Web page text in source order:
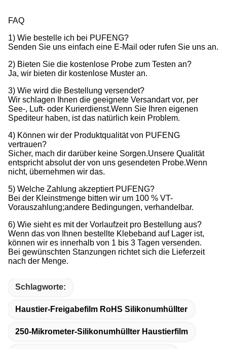
FAQ
1) Wie bestelle ich bei PUFENG?
Senden Sie uns einfach eine E-Mail oder rufen Sie uns an.
2) Bieten Sie die kostenlose Probe zum Testen an?
Ja, wir bieten dir kostenlose Muster an.
3) Wie wird die Bestellung versendet?
Wir schlagen Ihnen die geeignete Versandart vor, per
See-, Luft- oder Kurierdienst.Wenn Sie Ihren eigenen
Spediteur haben, ist das natürlich kein Problem.
4) Können wir der Produktqualität von PUFENG
vertrauen?
Sicher, mach dir darüber keine Sorgen.Unsere Qualität
entspricht absolut der von uns gesendeten Probe.Wenn
nicht, übernehmen wir das.
5) Welche Zahlung akzeptiert PUFENG?
Bei der Kleinstmenge bitten wir um 100 % VT-
Vorauszahlung;andere Bedingungen, verhandelbar.
6) Wie sieht es mit der Vorlaufzeit pro Bestellung aus?
Wenn das von Ihnen bestellte Klebeband auf Lager ist,
können wir es innerhalb von 1 bis 3 Tagen versenden.
Bei gewünschten Stanzungen richtet sich die Lieferzeit
nach der Menge.
Schlagworte:
Haustier-Freigabefilm RoHS Silikonumhüllter
250-Mikrometer-Silikonumhüllter Haustierfilm